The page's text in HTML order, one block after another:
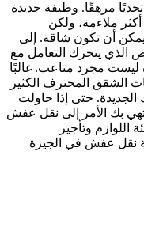
مرهقًا. وظيفة جديدة
ملاءمة، ولكن
يمكن أن تكون شاقة. إلى
الذي يتحرك التعامل مع
ليست مجرد متاعب. غالبًا
الشقق المحترف الكثير
حتى إذا حاولت
بك الأمر إلى نقل عفش
اللوازم وتأجير
نقل عفش في الجيزة